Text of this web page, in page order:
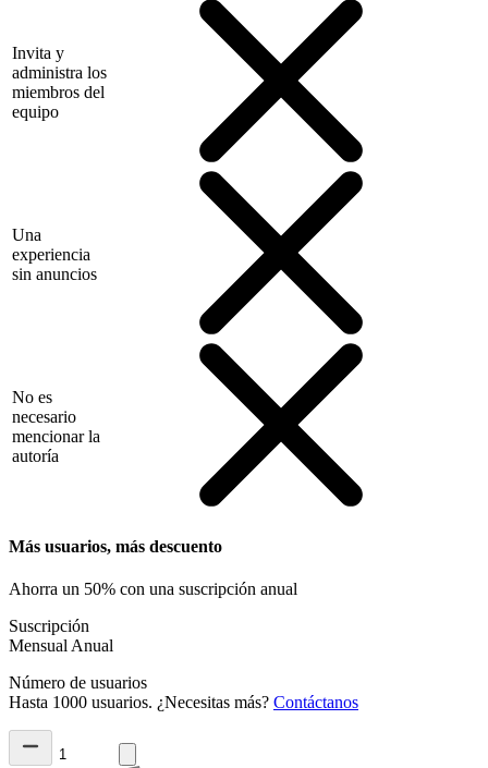
Invita y
administra los
miembros del
equipo
Una
experiencia
sin anuncios
No es
necesario
mencionar la
autoría
Más usuarios, más descuento
Ahorra un 50% con una suscripción anual
Suscripción
Mensual Anual
Número de usuarios
Hasta 1000 usuarios. ¿Necesitas más? Contáctanos